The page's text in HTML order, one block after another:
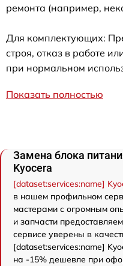
ремонта (например,
Для комплектующих:
строя, отказ в работе
при нормальном
Показать полностью
Замена блока
Kyocera
[dataset:services:name]
в нашем профильном
мастерами с огромным
и запчасти
сервисе уверены в
[dataset:services:name]
на -15% дешевле при